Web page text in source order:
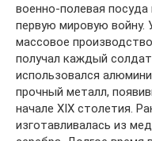
военно-полевая
первую мировую войну.
массовое
получал каждый
использовался
прочный металл,
начале XIX столетия.
изготавливалась из